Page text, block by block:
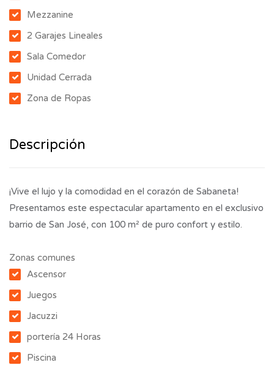
Mezzanine
2 Garajes Lineales
Sala Comedor
Unidad Cerrada
Zona de Ropas
Descripción
¡Vive el lujo y la comodidad en el corazón de Sabaneta!
Presentamos este espectacular apartamento en el exclusivo
barrio de San José, con 100 m² de puro confort y estilo.
Zonas comunes
Ascensor
Juegos
Jacuzzi
portería 24 Horas
Piscina